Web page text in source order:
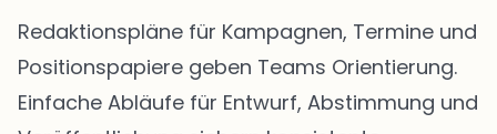
Redaktionspläne für Kampagnen, Termine und
Positionspapiere geben Teams Orientierung.
Einfache Abläufe für Entwurf, Abstimmung und